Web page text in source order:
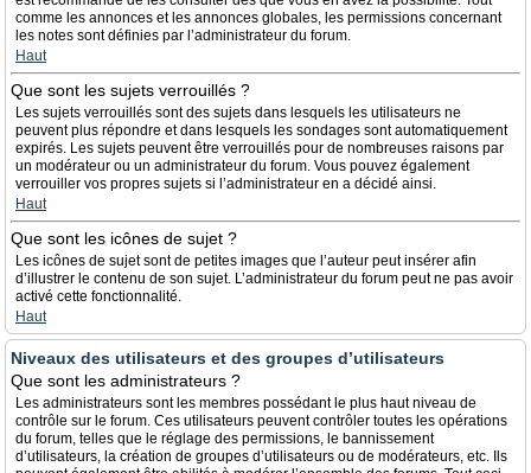
comme les annonces et les annonces globales, les permissions concernant
les notes sont définies par l’administrateur du forum.
Haut
Que sont les sujets verrouillés ?
Les sujets verrouillés sont des sujets dans lesquels les utilisateurs ne
peuvent plus répondre et dans lesquels les sondages sont automatiquement
expirés. Les sujets peuvent être verrouillés pour de nombreuses raisons par
un modérateur ou un administrateur du forum. Vous pouvez également
verrouiller vos propres sujets si l’administrateur en a décidé ainsi.
Haut
Que sont les icônes de sujet ?
Les icônes de sujet sont de petites images que l’auteur peut insérer afin
d’illustrer le contenu de son sujet. L’administrateur du forum peut ne pas avoir
activé cette fonctionnalité.
Haut
Niveaux des utilisateurs et des groupes d’utilisateurs
Que sont les administrateurs ?
Les administrateurs sont les membres possédant le plus haut niveau de
contrôle sur le forum. Ces utilisateurs peuvent contrôler toutes les opérations
du forum, telles que le réglage des permissions, le bannissement
d’utilisateurs, la création de groupes d’utilisateurs ou de modérateurs, etc. Ils